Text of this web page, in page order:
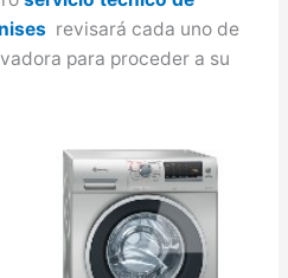
revisará cada uno de
para proceder a su